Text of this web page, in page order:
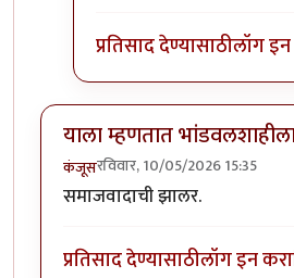
प्रतिसाद देण्यासाठीलॉग
याला म्हणतात
कंजूसरविवार, 10/05/2026 15:35
समाजवादाची झालर.
प्रतिसाद देण्यासाठीलॉग इन करा